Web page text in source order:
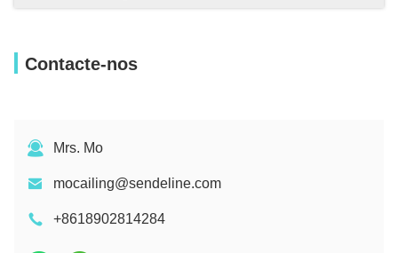
Contacte-nos
Mrs. Mo
mocailing@sendeline.com
+8618902814284